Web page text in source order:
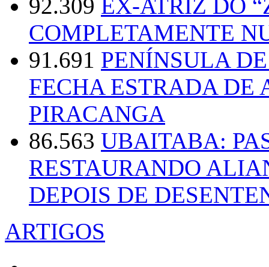
92.309 EX-ATRIZ DO
COMPLETAMENTE
91.691 PENÍNSULA
FECHA ESTRADA DE
PIRACANGA
86.563 UBAITABA:
RESTAURANDO
DEPOIS DE
ARTIGOS